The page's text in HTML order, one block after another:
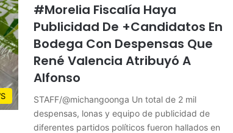
#Morelia Fiscalía Haya
Publicidad De +Candidatos En
Bodega Con Despensas Que
René Valencia Atribuyó A
Alfonso
STAFF/@michangoonga Un total de 2 mil
despensas, lonas y equipo de publicidad de
diferentes partidos políticos fueron hallados en